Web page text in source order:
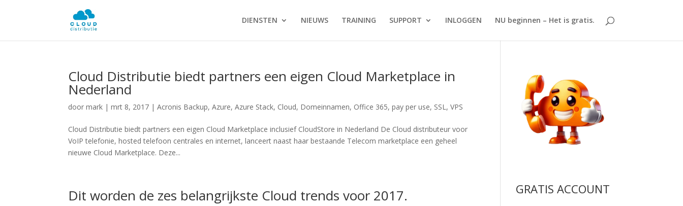
DIENSTEN NIEUWS TRAINING SUPPORT INLOGGEN NU beginnen – Het is gratis.
Cloud Distributie biedt partners een eigen Cloud Marketplace in
Nederland
doormark |mrt 8, 2017 |Acronis Backup,Azure,Azure Stack, Cloud, Domeinnamen, Office 365,pay per use, SSL,VPS
Cloud Distributie biedt partners een eigen Cloud Marketplace inclusief CloudStore in Nederland De Cloud distributeur voor
VoIP telefonie, hosted telefoon centrales en internet, lanceert naast haar bestaande Telecom marketplace een geheel
nieuwe Cloud Marketplace. Deze...
Dit worden de zes belangrijkste Cloud trends voor 2017. GRATIS ACCOUNT